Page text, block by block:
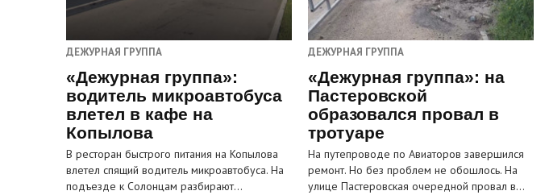
ДЕЖУРНАЯ ГРУППА
«Дежурная группа»:
водитель микроавтобуса
влетел в кафе на
Копылова
В ресторан быстрого питания на Копылова
влетел спящий водитель микроавтобуса. На
подъезде к Солонцам разбирают…
ДЕЖУРНАЯ ГРУППА
«Дежурная группа»: на
Пастеровской
образовался провал в
тротуаре
На путепроводе по Авиаторов завершился
ремонт. Но без проблем не обошлось. На
улице Пастеровская очередной провал в…